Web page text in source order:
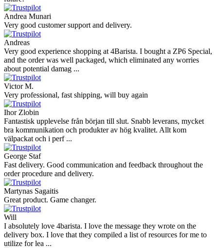
Andrea Munari
Very good customer support and delivery.
Andreas
Very good experience shopping at 4Barista. I bought a ZP6 Special,
and the order was well packaged, which eliminated any worries
about potential damag ...
Victor M.
Very professional, fast shipping, will buy again
Ihor Zlobin
Fantastisk upplevelse från början till slut. Snabb leverans, mycket
bra kommunikation och produkter av hög kvalitet. Allt kom
välpackat och i perf ...
George Staf
Fast delivery. Good communication and feedback throughout the
order procedure and delivery.
Martynas Sagaitis
Great product. Game changer.
Will
I absolutely love 4barista. I love the message they wrote on the
delivery box. I love that they compiled a list of resources for me to
utilize for lea ...